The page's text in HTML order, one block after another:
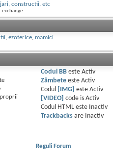
constructii. etc
, ezoterice, mamici
Codul BBeste Activ
Zâmbeteeste Activ
Codul
[IMG] este Activ
[VIDEO] code is Activ
Codul HTML este
Inactiv
Trackbacksare
Inactiv
Reguli Forum